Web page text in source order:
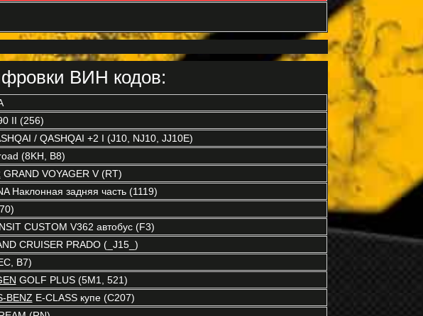
ВИН кодов:
II (256)
/ QASHQAI +2 I (J10, NJ10, JJ10E)
(8KH, B8)
GRAND VOYAGER V (RT)
Наклонная задняя часть (1119)
CUSTOM V362 автобус (F3)
CRUISER PRADO (_J15_)
B7)
GOLF PLUS (5M1, 521)
BENZE-CLASS купе (C207)